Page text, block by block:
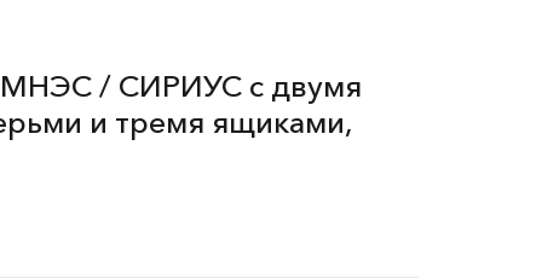
/ СИРИУС с двумя
и тремя ящиками,